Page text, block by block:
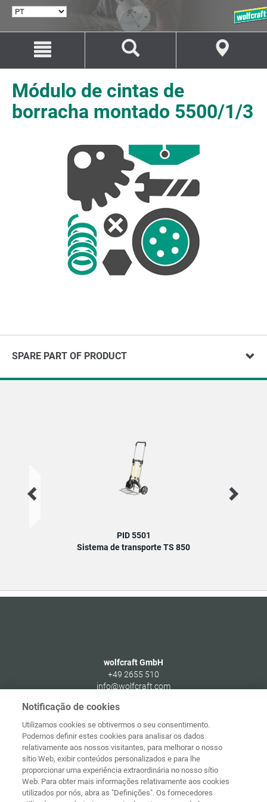
SELECIONAR
Avançar
o
conteúdo
Avançar
a
navegação
Módulo de cintas de
borracha montado 5500/1/3
SPARE PART OF PRODUCT
PID 5501
Sistema de transporte TS 850
wolfcraft GmbH
+49 2655 510
info@wolfcraft.com
Wolffstraße 1
Germany
Página
principal Contacto Aviso legal
Proteção de
Notificação de cookies
Utilizamos cookies se obtivermos o seu consentimento.
Podemos definir estes cookies para analisar os dados
relativamente aos nossos visitantes, para melhorar o nosso
sítio Web, exibir conteúdos personalizados e para lhe
proporcionar uma experiência extraordinária no nosso sítio
Web. Para obter mais informações relativamente aos cookies
utilizados por nós, abra as "Definições". Os fornecedores